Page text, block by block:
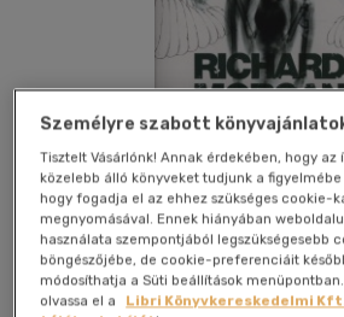
Kívánságlistához adom
Személyre szabott
Tisztelt Vásárlónk! Annak érdekében, hogy az
közelebb álló könyveket tudjunk a
hogy fogadja el az ehhez szükséges cookie-
megnyomásával. Ennek hiányában
használata szempontjából legszükségesebb
böngészőjébe, de cookie-preferenciáit
módosíthatja a Süti beállítások
olvassa el a
Libri Könyvkereskedelmi